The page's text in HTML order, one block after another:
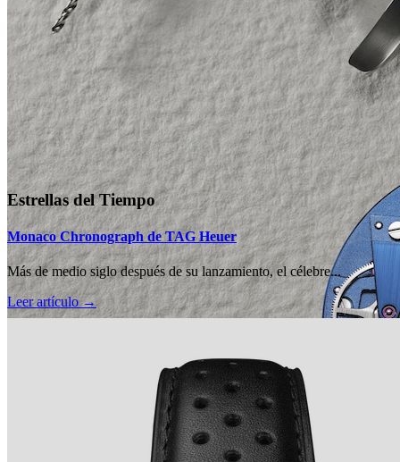
Estrellas del Tiempo
Monaco Chronograph de TAG Heuer
Más de medio siglo después de su lanzamiento, el célebre...
Leer artículo →